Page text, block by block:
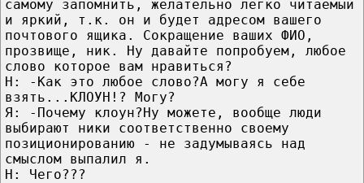
самому запомнить, желательно легко читаемый
и яркий, т.к. он и будет адресом вашего
почтового ящика. Сокращение ваших ФИО,
прозвище, ник. Ну давайте попробуем, любое
слово которое вам нравиться?
Н: -Как это любое слово?А могу я себе
взять...КЛОУН!? Могу?
Я: -Почему клоун?Ну можете, вообще люди
выбирают ники соответственно своему
позиционированию - не задумываясь над
смыслом выпалил я.
Н: Чего???